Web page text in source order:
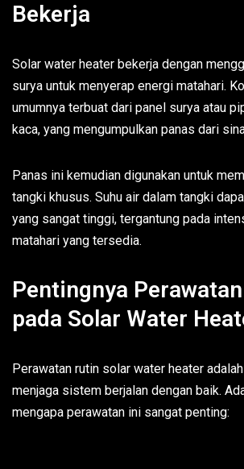
Bekerja
Solar water heater bekerja dengan
surya untuk menyerap energi matahari.
umumnya terbuat dari panel surya atau
kaca, yang mengumpulkan panas dari
Panas ini kemudian digunakan untuk
tangki khusus. Suhu air dalam tangki
yang sangat tinggi, tergantung pada
matahari yang tersedia.
Pentingnya
pada Solar Water
Perawatan rutin solar water heater
menjaga sistem berjalan dengan baik.
mengapa perawatan ini sangat penting: